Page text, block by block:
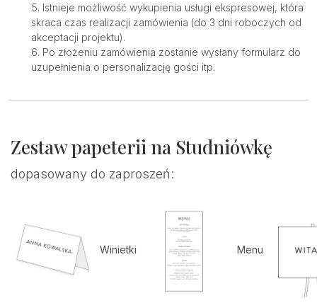
Istnieje możliwość wykupienia usługi ekspresowej, która
skraca czas realizacji zamówienia (do 3 dni roboczych od
akceptacji projektu).
Po złożeniu zamówienia zostanie wysłany formularz do
uzupełnienia o personalizację gości itp.
Zestaw papeterii na Studniówkę
dopasowany do zaproszeń:
Winietki Menu